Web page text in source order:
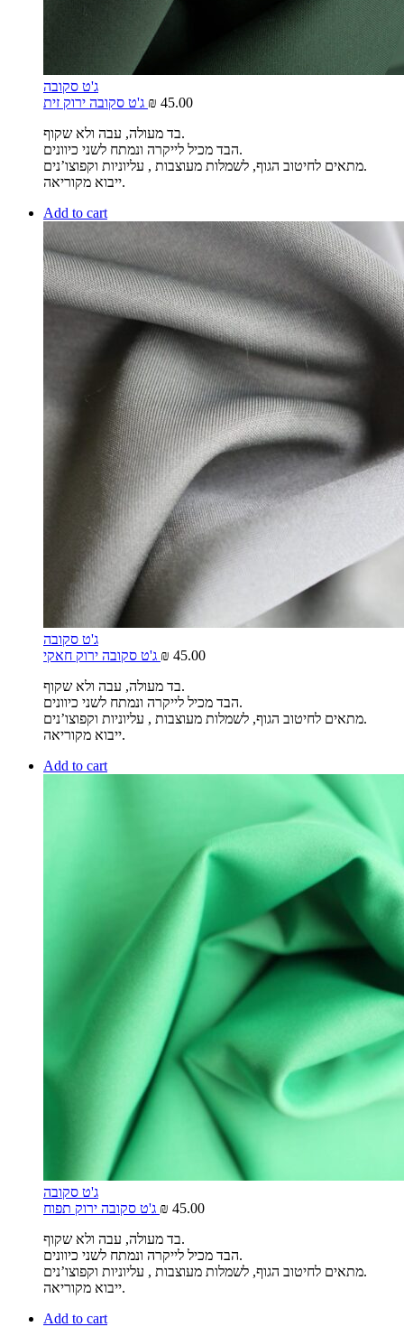
ג'ט סקובה
₪ 45.00
בד מעולה, עבה ולא שקוף.
הבד מכיל לייקרה ונמתח לשני כיוונים.
מתאים לחיטוב הגוף, לשמלות מעוצבות , עליוניות וקפוצו’נים.
ייבוא מקוריאה.
Add to cart
ג'ט סקובה
₪ 45.00
בד מעולה, עבה ולא שקוף.
הבד מכיל לייקרה ונמתח לשני כיוונים.
מתאים לחיטוב הגוף, לשמלות מעוצבות , עליוניות וקפוצו’נים.
ייבוא מקוריאה.
Add to cart
ג'ט סקובה
₪ 45.00
בד מעולה, עבה ולא שקוף.
הבד מכיל לייקרה ונמתח לשני כיוונים.
מתאים לחיטוב הגוף, לשמלות מעוצבות , עליוניות וקפוצו’נים.
ייבוא מקוריאה.
Add to cart